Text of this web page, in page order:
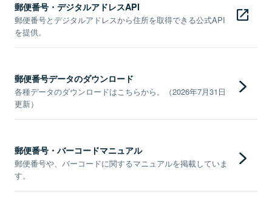
郵便番号・デジタルアドレスAPI
郵便番号とデジタルアドレスから住所を取得できる公式API
を提供。
郵便番号データのダウンロード
各種データのダウンロードはこちらから。（2026年7月31日
更新）
郵便番号・バーコードマニュアル
郵便番号や、バーコードに関するマニュアルを掲載していま
す。